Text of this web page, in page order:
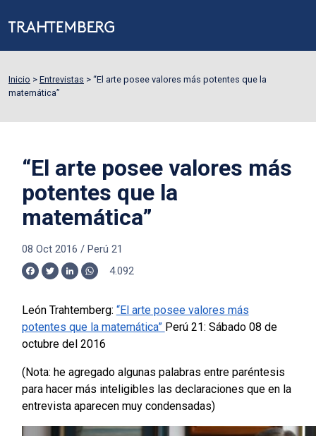
Inicio > Entrevistas > “El arte posee valores más potentes que la
matemática”
“El arte posee valores más
potentes que la
matemática”
08 Oct 2016 / Perú 21
Facebook
TwitterLinkedInWhatsApp
4.092
León Trahtemberg: “El arte posee valores más
potentes que la matemática” Perú 21: Sábado 08 de
octubre del 2016
(Nota: he agregado algunas palabras entre paréntesis
para hacer más inteligibles las declaraciones que en la
entrevista aparecen muy condensadas)